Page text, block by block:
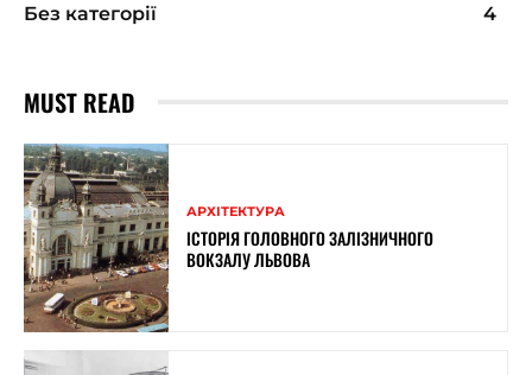
Без категорії
4
MUST READ
АРХІТЕКТУРА
ІСТОРІЯ ГОЛОВНОГО ЗАЛІЗНИЧНОГО
ВОКЗАЛУ ЛЬВОВА